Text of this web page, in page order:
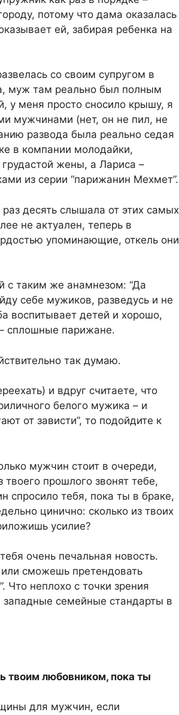
потому что дама оказалась
ей, забирая ребенка на
со своим супругом в
муж там реально был полным
у меня просто сносило крышу, я
мужчинами (нет, он не пил, не
развода была реально седая
в компании молодайки,
жены, а Лариса –
из серии “парижанин Мехмет”.
десять слышала от этих самых
не актуален, теперь в
упоминающие, откель они
с таким же анамнезом: “Да
себе мужиков, разведусь и не
воспитывает детей и хорошо,
сплошные парижане.
так думаю.
и вдруг считаете, что
белого мужика – и
от зависти”, то подойдите к
мужчин стоит в очереди,
прошлого звонят тебе,
спросило тебя, пока ты в браке,
цинично: сколько из твоих
усилие?
очень печальная новость.
сможешь претендовать
Что неплохо с точки зрения
западные семейные стандарты в
твоим любовником, пока ты
для мужчин, если